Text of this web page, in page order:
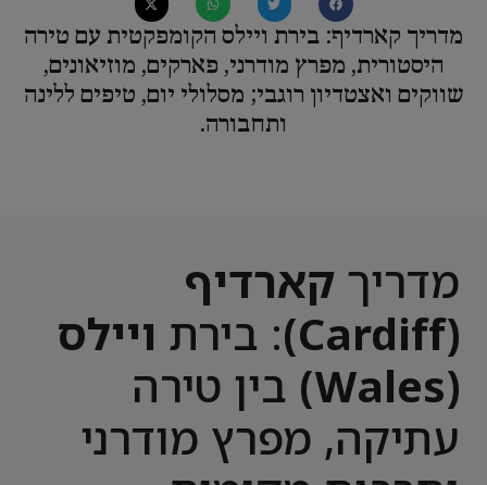
מדריך קארדיף: בירת ויילס הקומפקטית עם טירה
היסטורית, מפרץ מודרני, פארקים, מוזיאונים,
שווקים ואצטדיון רוגבי; מסלולי יום, טיפים ללינה
ותחבורה.
מדריך קארדיף
(Cardiff)
: בירת ויילס
(Wales)
בין טירה
עתיקה, מפרץ מודרני